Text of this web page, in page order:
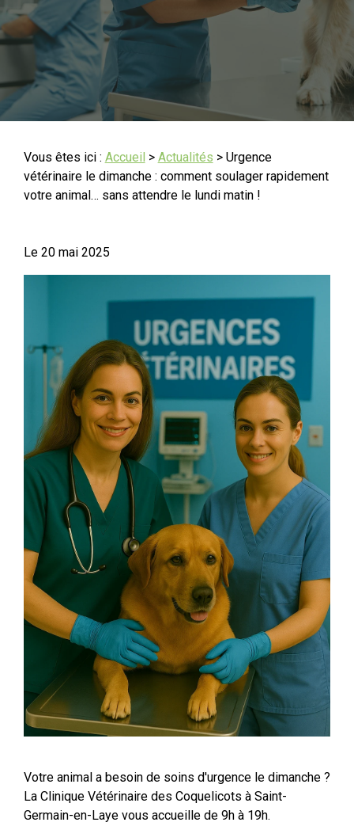
Vous êtes ici : Accueil > Actualités > Urgence
vétérinaire le dimanche : comment soulager rapidement
votre animal… sans attendre le lundi matin !
Le 20 mai 2025
Votre animal a besoin de soins d'urgence le dimanche ?
La Clinique Vétérinaire des Coquelicots à Saint-
Germain-en-Laye vous accueille de 9h à 19h.